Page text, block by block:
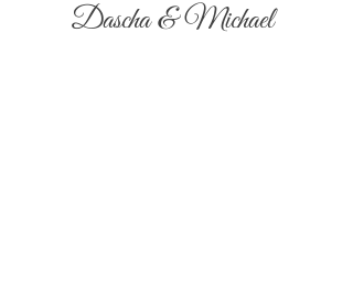
Dascha & Michael